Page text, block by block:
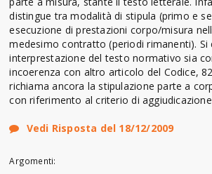
distingue tra modalità di stipula (primo e
esecuzione di prestazioni corpo/misura
medesimo contratto (periodi rimanenti). Si
interprestazione del testo normativo sia
incoerenza con altro articolo del Codice,
richiama ancora la stipulazione parte a
con riferimento al criterio di
Vedi Risposta del 18/12/2009
Argomenti: